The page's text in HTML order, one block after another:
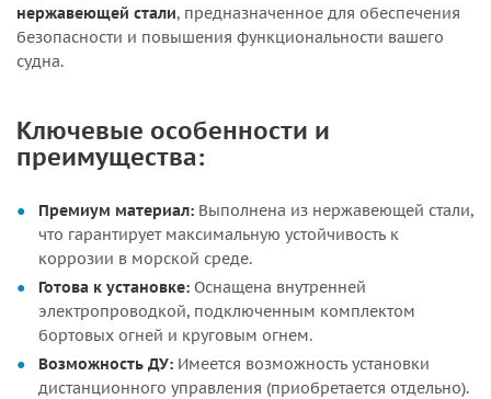
нержавеющей стали, предназначенное для обеспечения
безопасности и повышения функциональности вашего
судна.
Ключевые особенности и
преимущества:
Премиум материал: Выполнена из нержавеющей стали,
что гарантирует максимальную устойчивость к
коррозии в морской среде.
Готова к установке: Оснащена внутренней
электропроводкой, подключенным комплектом
бортовых огней и круговым огнем.
Возможность ДУ: Имеется возможность установки
дистанционного управления (приобретается отдельно).